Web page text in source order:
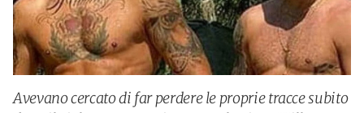
Avevano cercato di far perdere le proprie tracce subito